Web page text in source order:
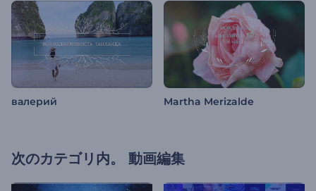
валерий Martha Merizalde
次のカテゴリ内。 動画編集